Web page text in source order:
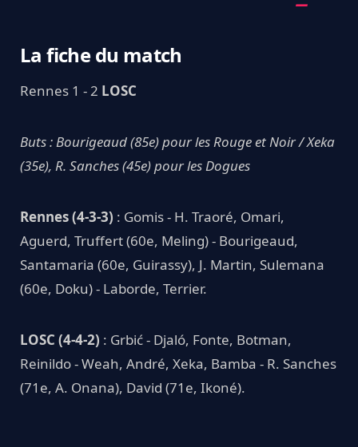
La fiche du match
Rennes 1 - 2 LOSC
Buts : Bourigeaud (85e) pour les Rouge et Noir / Xeka
(35e), R. Sanches (45e) pour les Dogues
Rennes (4-3-3) : Gomis - H. Traoré, Omari,
Aguerd, Truffert (60e, Meling) - Bourigeaud,
Santamaria (60e, Guirassy), J. Martin, Sulemana
(60e, Doku) - Laborde, Terrier.
LOSC (4-4-2) : Grbić - Djaló, Fonte, Botman,
Reinildo - Weah, André, Xeka, Bamba - R. Sanches
(71e, A. Onana), David (71e, Ikoné).